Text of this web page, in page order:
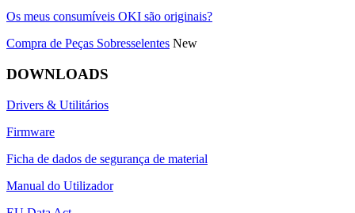
Os meus consumíveis OKI são originais?
Compra de Peças Sobresselentes New
DOWNLOADS
Drivers & Utilitários
Firmware
Ficha de dados de segurança de material
Manual do Utilizador